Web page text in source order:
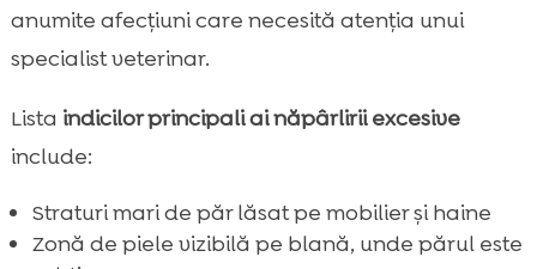
anumite afecțiuni care necesită atenția unui
specialist veterinar.
Lista indicilor principali ai năpârlirii excesive
include:
Straturi mari de păr lăsat pe mobilier și haine
Zonă de piele vizibilă pe blană, unde părul este